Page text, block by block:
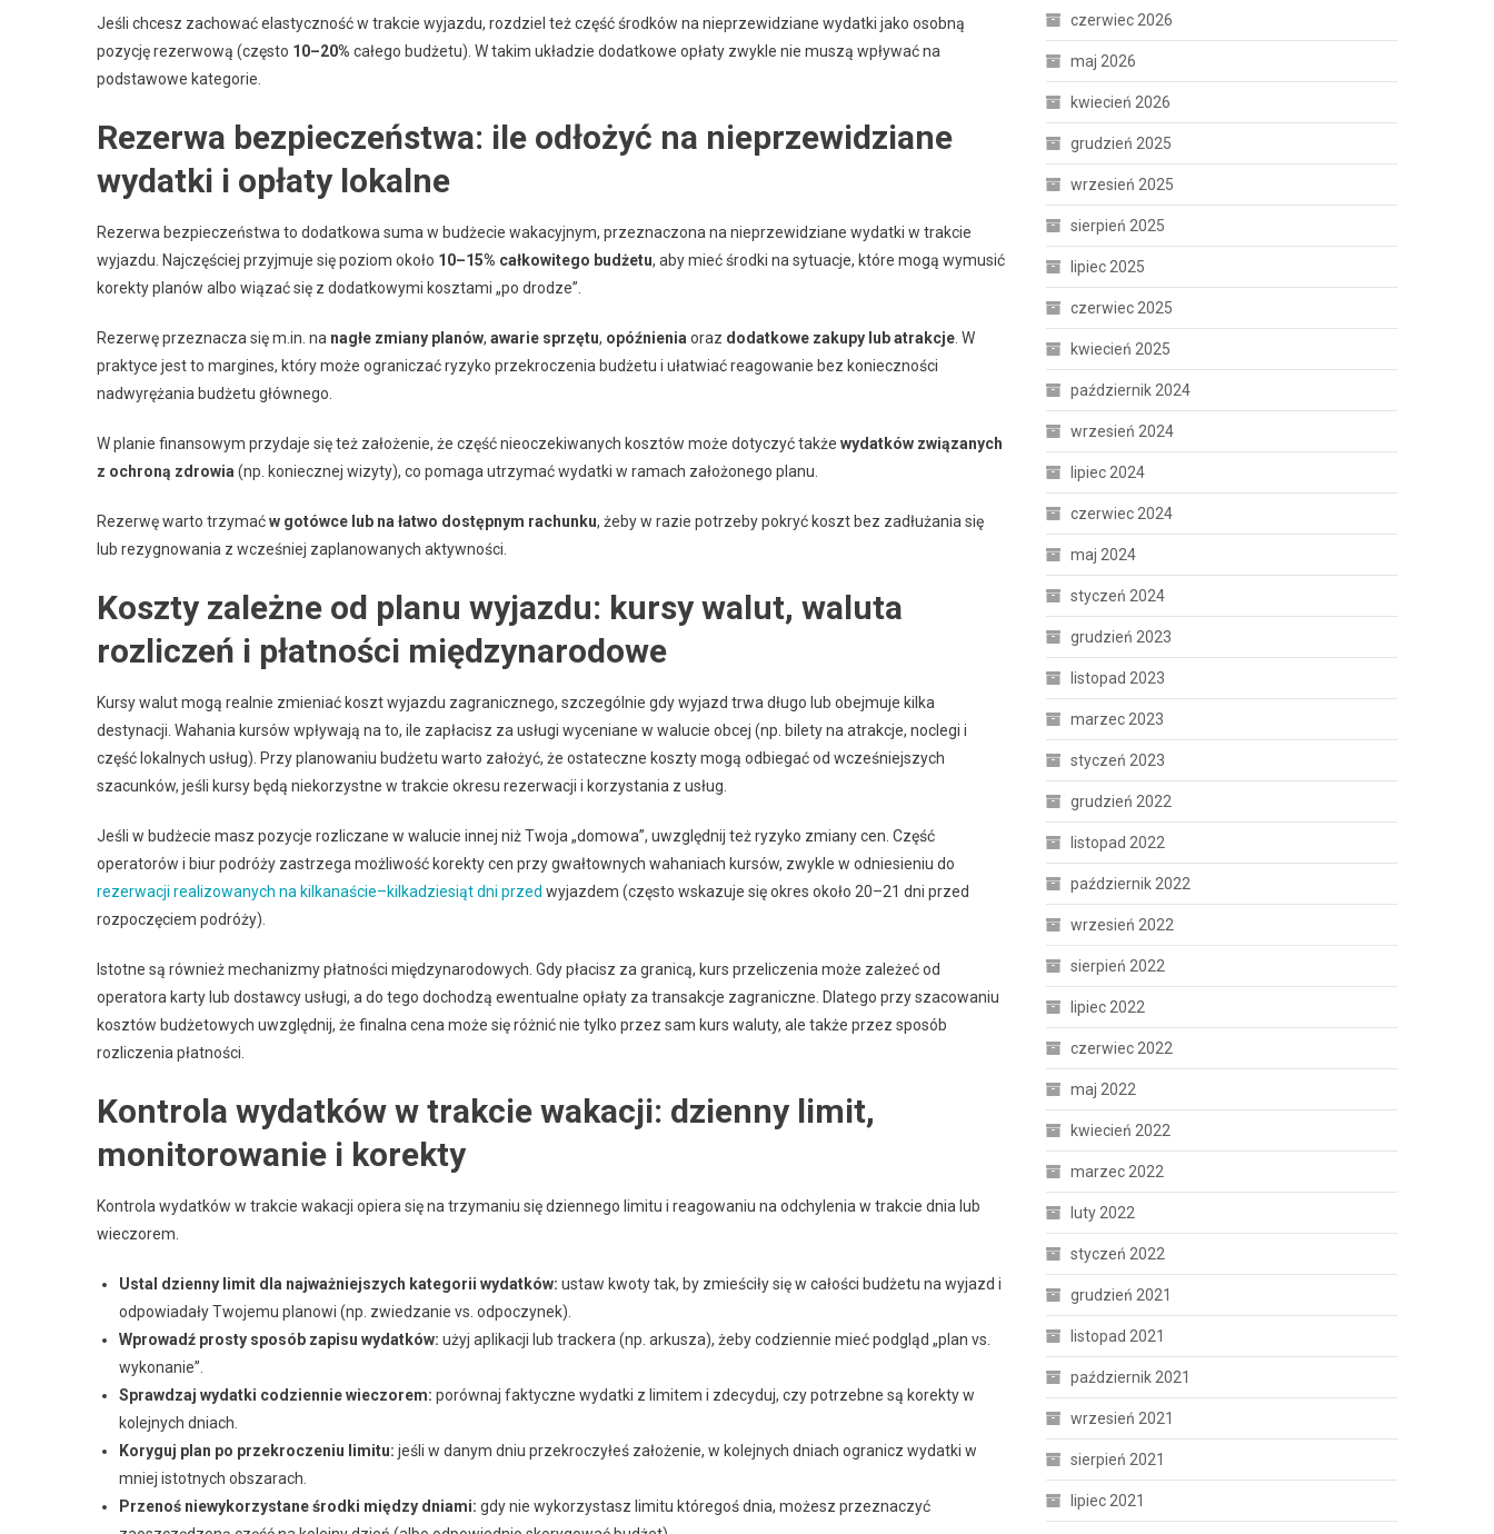
Jeśli chcesz zachować elastyczność w trakcie wyjazdu, rozdziel też część środków na nieprzewidziane wydatki jako osobną
pozycję rezerwową (często 10–20% całego budżetu). W takim układzie dodatkowe opłaty zwykle nie muszą wpływać na
podstawowe kategorie.
Rezerwa bezpieczeństwa: ile odłożyć na nieprzewidziane
wydatki i opłaty lokalne
Rezerwa bezpieczeństwa to dodatkowa suma w budżecie wakacyjnym, przeznaczona na nieprzewidziane wydatki w trakcie
wyjazdu. Najczęściej przyjmuje się poziom około 10–15% całkowitego budżetu, aby mieć środki na sytuacje, które mogą wymusić
korekty planów albo wiązać się z dodatkowymi kosztami „po drodze”.
Rezerwę przeznacza się m.in. na nagłe zmiany planów, awarie sprzętu, opóźnieniaoraz dodatkowe zakupy lub atrakcje. W
praktyce jest to margines, który może ograniczać ryzyko przekroczenia budżetu i ułatwiać reagowanie bez konieczności
nadwyrężania budżetu głównego.
W planie finansowym przydaje się też założenie, że część nieoczekiwanych kosztów może dotyczyć także wydatków związanych
z ochroną zdrowia(np. koniecznej wizyty), co pomaga utrzymać wydatki w ramach założonego planu.
Rezerwę warto trzymaćw gotówce lub na łatwo dostępnym rachunku, żeby w razie potrzeby pokryć koszt bez zadłużania się
lub rezygnowania z wcześniej zaplanowanych aktywności.
Koszty zależne od planu wyjazdu: kursy walut, waluta
rozliczeń i płatności międzynarodowe
Kursy walut mogą realnie zmieniać koszt wyjazdu zagranicznego, szczególnie gdy wyjazd trwa długo lub obejmuje kilka
destynacji. Wahania kursów wpływają na to, ile zapłacisz za usługi wyceniane w walucie obcej (np. bilety na atrakcje, noclegi i
część lokalnych usług). Przy planowaniu budżetu warto założyć, że ostateczne koszty mogą odbiegać od wcześniejszych
szacunków, jeśli kursy będą niekorzystne w trakcie okresu rezerwacji i korzystania z usług.
Jeśli w budżecie masz pozycje rozliczane w walucie innej niż Twoja „domowa”, uwzględnij też ryzyko zmiany cen. Część
operatorów i biur podróży zastrzega możliwość korekty cen przy gwałtownych wahaniach kursów, zwykle w odniesieniu do
rezerwacji realizowanych na kilkanaście–kilkadziesiąt dni przed wyjazdem (często wskazuje się okres około 20–21 dni przed
rozpoczęciem podróży).
Istotne są również mechanizmy płatności międzynarodowych. Gdy płacisz za granicą, kurs przeliczenia może zależeć od
operatora karty lub dostawcy usługi, a do tego dochodzą ewentualne opłaty za transakcje zagraniczne. Dlatego przy szacowaniu
kosztów budżetowych uwzględnij, że finalna cena może się różnić nie tylko przez sam kurs waluty, ale także przez sposób
rozliczenia płatności.
Kontrola wydatków w trakcie wakacji: dzienny limit,
monitorowanie i korekty
Kontrola wydatków w trakcie wakacji opiera się na trzymaniu się dziennego limitu i reagowaniu na odchylenia w trakcie dnia lub
wieczorem.
Ustal dzienny limit dla najważniejszych kategorii wydatków: ustaw kwoty tak, by zmieściły się w całości budżetu na wyjazd i
odpowiadały Twojemu planowi (np. zwiedzanie vs. odpoczynek).
Wprowadź prosty sposób zapisu wydatków: użyj aplikacji lub trackera (np. arkusza), żeby codziennie mieć podgląd „plan vs.
wykonanie”.
Sprawdzaj wydatki codziennie wieczorem: porównaj faktyczne wydatki z limitem i zdecyduj, czy potrzebne są korekty w
kolejnych dniach.
Koryguj plan po przekroczeniu limitu: jeśli w danym dniu przekroczyłeś założenie, w kolejnych dniach ogranicz wydatki w
mniej istotnych obszarach.
Przenoś niewykorzystane środki między dniami: gdy nie wykorzystasz limitu któregoś dnia, możesz przeznaczyć
czerwiec 2026
maj 2026
kwiecień 2026
grudzień 2025
wrzesień 2025
sierpień 2025
lipiec 2025
czerwiec 2025
kwiecień 2025
październik 2024
wrzesień 2024
lipiec 2024
czerwiec 2024
maj 2024
styczeń 2024
grudzień 2023
listopad 2023
marzec 2023
styczeń 2023
grudzień 2022
listopad 2022
październik 2022
wrzesień 2022
sierpień 2022
lipiec 2022
czerwiec 2022
maj 2022
kwiecień 2022
marzec 2022
luty 2022
styczeń 2022
grudzień 2021
listopad 2021
październik 2021
wrzesień 2021
sierpień 2021
lipiec 2021